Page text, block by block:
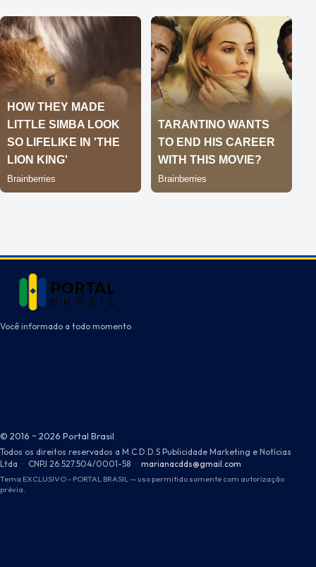
Você informado a todo momento
© 2016 ~ 2026 Portal Brasil
Todos os direitos reservados a M.C.D.D.S Publicidade Marketing e Notícias
Ltda · CNPJ 26.527.504/0001-58 · marianacdds@gmail.com
Tema EXCLUSIVO - PORTAL BRASIL — uso permitido somente com autorização
prévia.